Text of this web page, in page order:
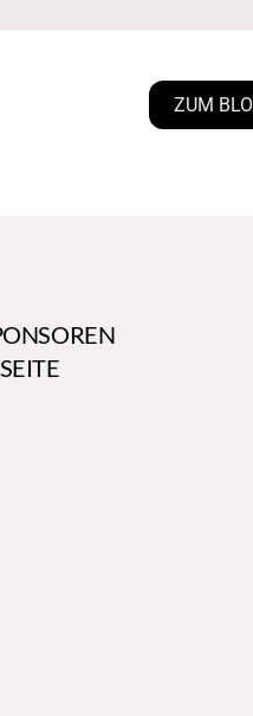
ZUM